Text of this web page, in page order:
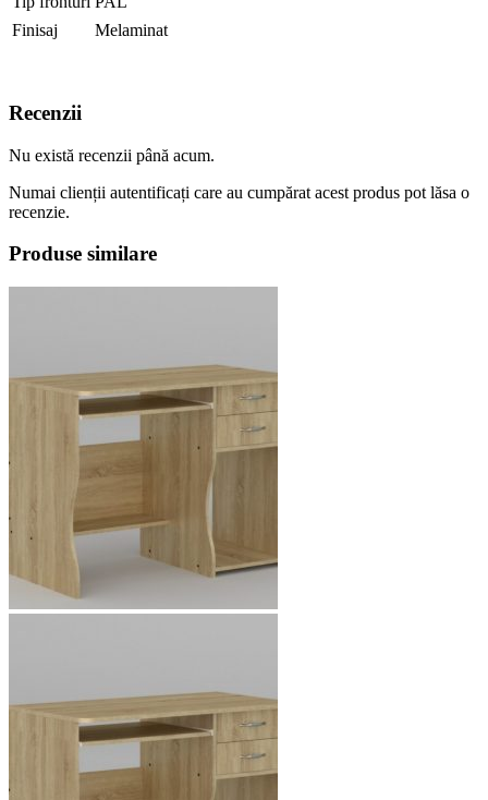
Finisaj
Melaminat
Recenzii
Nu există recenzii până acum.
Numai clienții autentificați care au cumpărat acest produs pot lăsa o
recenzie.
Produse similare